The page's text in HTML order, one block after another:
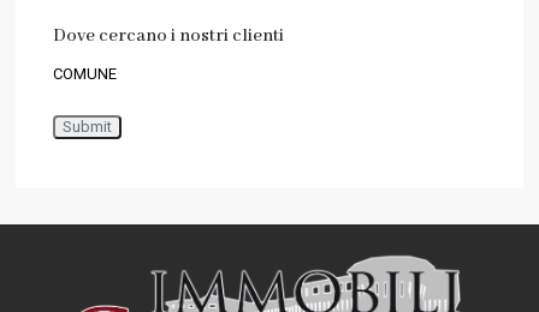
Dove cercano i nostri clienti
COMUNE